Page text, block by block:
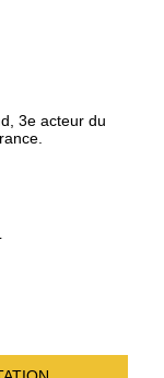
3e acteur du